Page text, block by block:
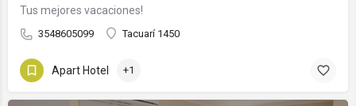
Tus mejores vacaciones!
3548605099 Tacuarí 1450
Apart Hotel +1